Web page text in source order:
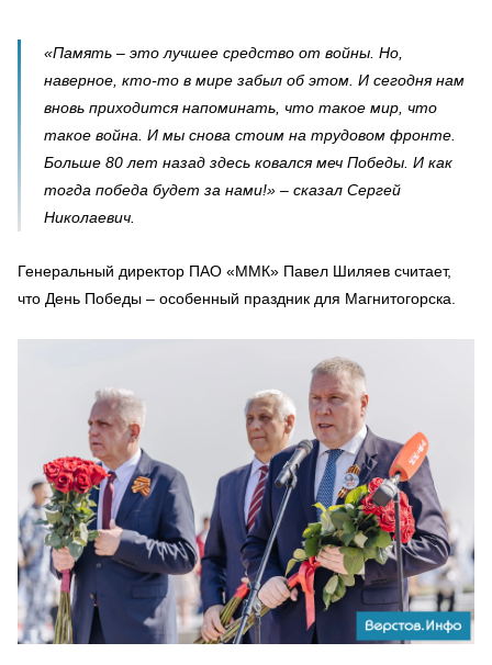
«Память – это лучшее средство от войны. Но,
наверное, кто-то в мире забыл об этом. И сегодня нам
вновь приходится напоминать, что такое мир, что
такое война. И мы снова стоим на трудовом фронте.
Больше 80 лет назад здесь ковался меч Победы. И как
тогда победа будет за нами!» – сказал Сергей
Николаевич.
Генеральный директор ПАО «ММК» Павел Шиляев считает,
что День Победы – особенный праздник для Магнитогорска.